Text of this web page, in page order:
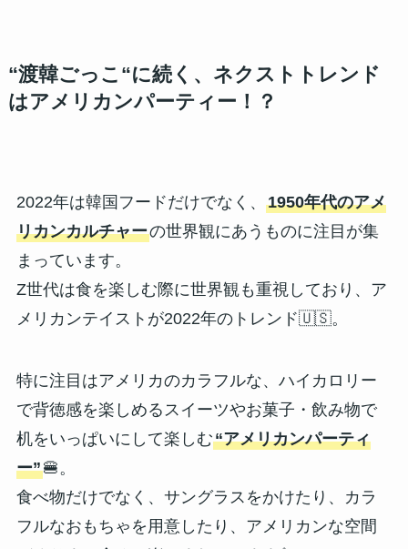
“渡韓ごっこ“に続く、ネクストトレンド
はアメリカンパーティー！？
2022年は韓国フードだけでなく、 1950年代のアメ
リカンカルチャーの世界観にあうものに注目が集
まっています。
Z世代は食を楽しむ際に世界観も重視しており、ア
メリカンテイストが2022年のトレンド🇺🇸。
特に注目はアメリカのカラフルな、ハイカロリー
で背徳感を楽しめるスイーツやお菓子・飲み物で
机をいっぱいにして楽しむ“アメリカンパーティ
ー”🍔。
食べ物だけでなく、サングラスをかけたり、カラ
フルなおもちゃを用意したり、アメリカンな空間